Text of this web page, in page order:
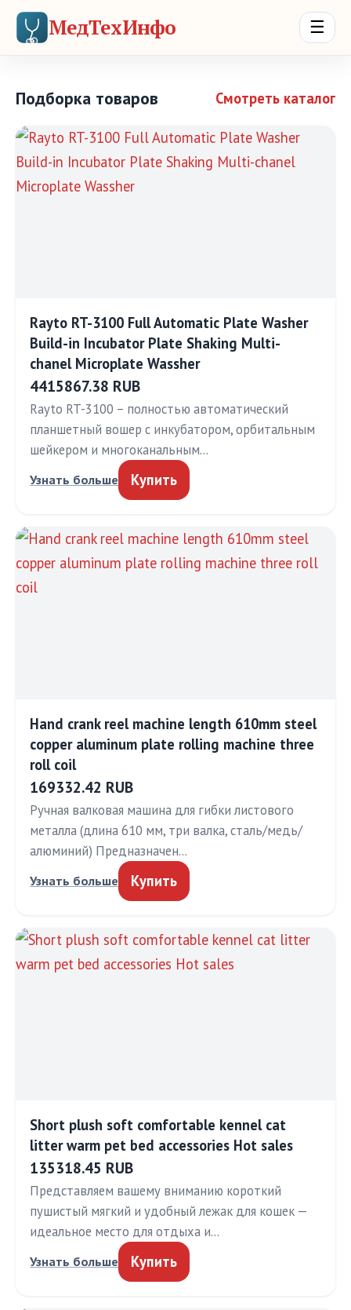
МедТехИнфо ☰
Подборка товаров Смотреть каталог
Rayto RT-3100 Full Automatic Plate Washer
Build-in Incubator Plate Shaking Multi-
chanel Microplate Wassher
4415867.38 RUB
Rayto RT-3100 – полностью автоматический
планшетный вошер с инкубатором, орбитальным
шейкером и многоканальным…
Узнать больше Купить
Hand crank reel machine length 610mm steel
copper aluminum plate rolling machine three
roll coil
169332.42 RUB
Ручная валковая машина для гибки листового
металла (длина 610 мм, три валка, сталь/медь/
алюминий) Предназначен…
Узнать больше Купить
Short plush soft comfortable kennel cat
litter warm pet bed accessories Hot sales
135318.45 RUB
Представляем вашему вниманию короткий
пушистый мягкий и удобный лежак для кошек —
идеальное место для отдыха и…
Узнать больше Купить